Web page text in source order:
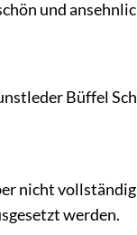
und
Büffel
nicht
werden.